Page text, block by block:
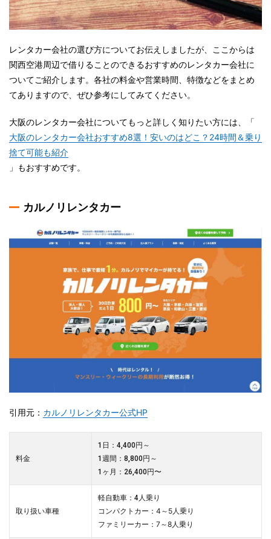
レンタカー会社の選び方についてお伝えしましたが、ここからは
関西空港周辺で借りることのできるおすすめのレンタカー会社に
ついてご紹介します。各社の料金や営業時間、特徴などをまとめ
てありますので、ぜひ参考にしてみてください。
大阪のレンタカー会社についてもっと詳しく知りたい方には、「
大阪のレンタカー会社おすすめ8選！安いのはどこ？24時間＆乗り
捨て可能も紹介
」もおすすめです。
カルノリレンタカー
引用元： カルノリレンタカー公式HP
料金
1日：4,400円～
1週間：8,800円～
1ヶ月：26,400円〜
取り扱い車種
軽自動車：4人乗り
コンパクトカー：4～5人乗り
ファミリーカー：7～8人乗り